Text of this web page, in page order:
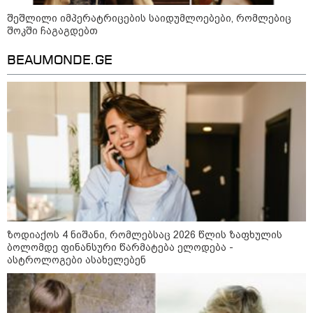
09:00 / 07-08-2026
18 წელი აგვისტოს ომიდან - ტრაგიკული
მოვლენების ქრონოლოგია, რომელიც
შესაძლოა, აღარ გვახსოვს
22:28 / 07-08-2026
სად იზღუდება მოძრაობა -
შეშლილი იმპერატრიცების საიდუმლოებები, რომლებიც
შოკში ჩაგაგდებთ
BEAUMONDE.GE
ზოდიაქოს 4 ნიშანი, რომლებსაც 2026 წლის ზაფხულის
ბოლომდე ფინანსური წარმატება ელოდება -
ასტროლოგები ასახელებენ